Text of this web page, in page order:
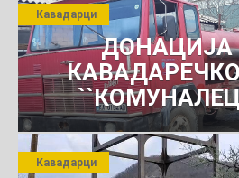
ДОНАЦИЈА
РОСОМАНСКОТО
Кавадарци
Кавадарци